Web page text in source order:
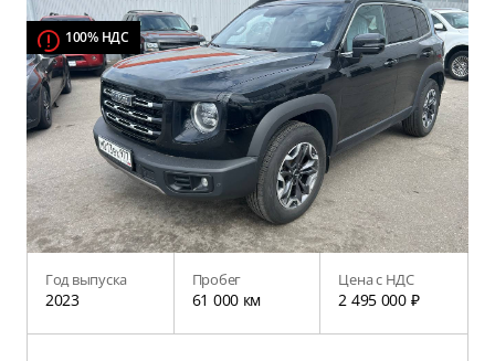
100% НДС
Год выпуска
2023
Пробег
61 000 км
Цена с НДС
2 495 000 ₽